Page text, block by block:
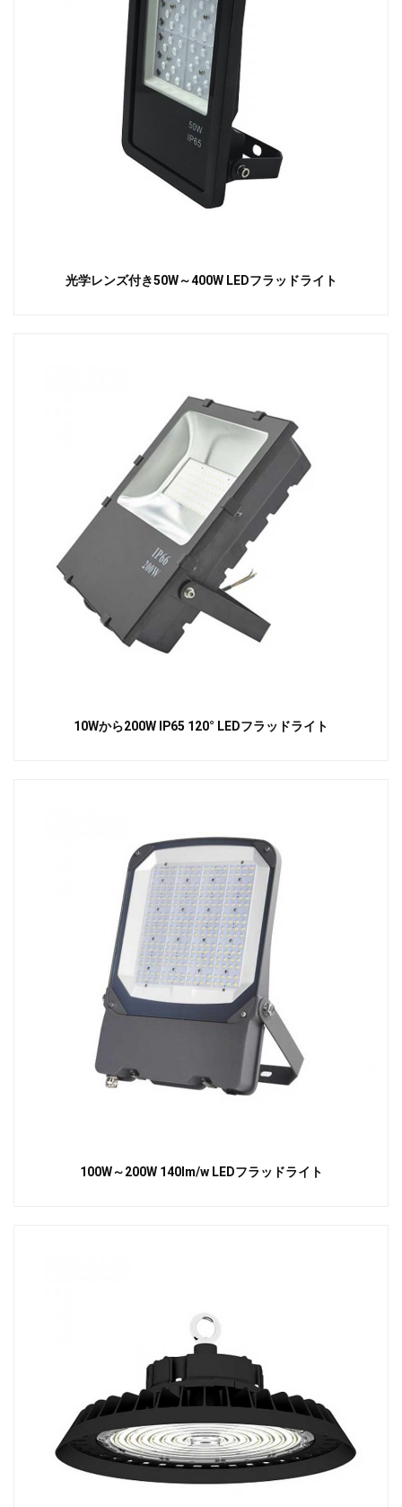
光学レンズ付き50W～400W LEDフラッドライト
10Wから200W IP65 120° LEDフラッドライト
100W～200W 140lm/w LEDフラッドライト